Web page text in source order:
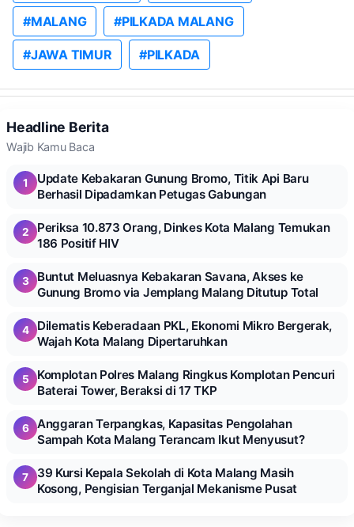
#MALANG #PILKADA MALANG
#JAWA TIMUR #PILKADA
Headline Berita
Wajib Kamu Baca
1
Update Kebakaran Gunung Bromo, Titik Api Baru
Berhasil Dipadamkan Petugas Gabungan
2
Periksa 10.873 Orang, Dinkes Kota Malang Temukan
186 Positif HIV
3
Buntut Meluasnya Kebakaran Savana, Akses ke
Gunung Bromo via Jemplang Malang Ditutup Total
4
Dilematis Keberadaan PKL, Ekonomi Mikro Bergerak,
Wajah Kota Malang Dipertaruhkan
5
Komplotan Polres Malang Ringkus Komplotan Pencuri
Baterai Tower, Beraksi di 17 TKP
6
Anggaran Terpangkas, Kapasitas Pengolahan
Sampah Kota Malang Terancam Ikut Menyusut?
7
39 Kursi Kepala Sekolah di Kota Malang Masih
Kosong, Pengisian Terganjal Mekanisme Pusat